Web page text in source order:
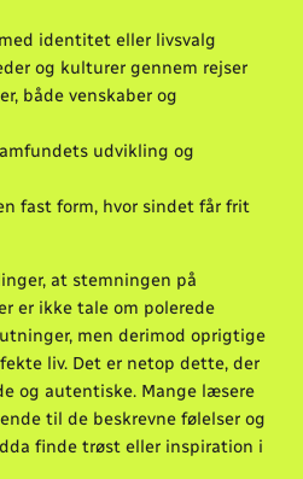
identitet eller livsvalg
og kulturer gennem rejser
både venskaber og
udvikling og
fast form, hvor sindet får frit
at stemningen på
er ikke tale om polerede
men derimod oprigtige
liv. Det er netop dette, der
og autentiske. Mange læsere
til de beskrevne følelser og
finde trøst eller inspiration i